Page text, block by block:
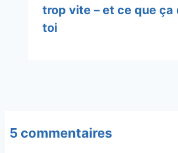
trop vite – et ce que ça
toi
5 commentaires